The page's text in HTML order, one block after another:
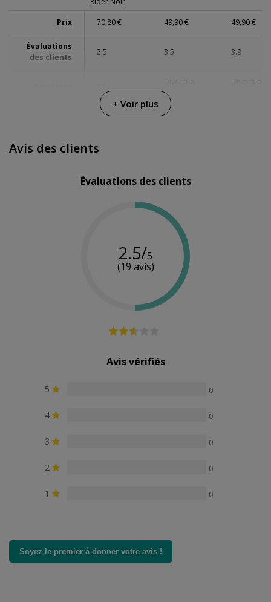
Prix
70,80 € 49,90 € 49,90 €
Évaluations
des clients
2.5 3.5 3.9
Basics
Noir Rose
Matériau
Oui
Chargeur
Chargeur
Oui
Submersible
+ Voir plus
Avis des clients
Évaluations des clients
2.5/5
(19 avis)
Avis vérifiés
5 0
4 0
3 0
2 0
1 0
Soyez le premier à donner votre avis !